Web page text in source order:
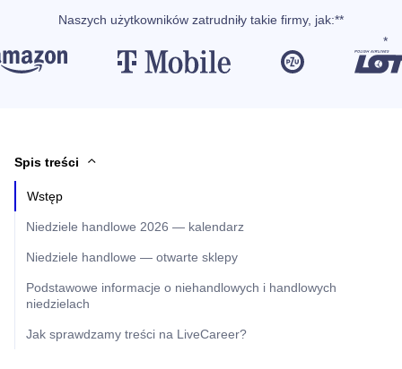
Naszych użytkowników zatrudniły takie firmy, jak:**
Spis treści
Wstęp
Niedziele handlowe 2026 — kalendarz
Niedziele handlowe — otwarte sklepy
Podstawowe informacje o niehandlowych i handlowych
niedzielach
Jak sprawdzamy treści na LiveCareer?